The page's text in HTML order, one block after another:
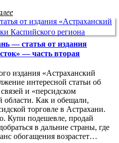
Каспийского региона
— статья от издания
— часть вторая
издания «Астраханский
интересной статьи об
и «персидском
области. Как и обещали,
торговле в Астрахани.
Купи подешевле, продай
в дальние страны, где
обогащения возрастет…